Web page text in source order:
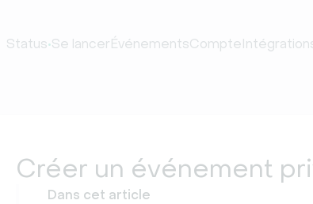
Status•Se lancerÉvénementsCompte
Créer un événement
Dans cet article